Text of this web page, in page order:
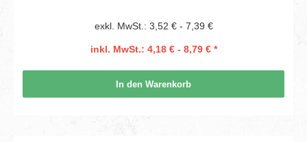
exkl. MwSt.: 3,52 € - 7,39 €
inkl. MwSt.: 4,18 € - 8,79 € *
In den Warenkorb